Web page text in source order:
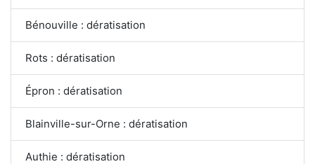
Bénouville : dératisation
Rots : dératisation
Épron : dératisation
Blainville-sur-Orne : dératisation
Authie : dératisation